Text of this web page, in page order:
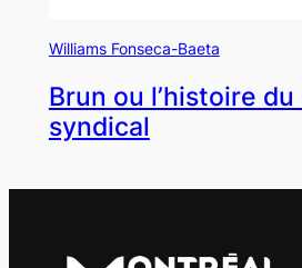
Williams Fonseca-Baeta
Brun ou l’histoire
syndical